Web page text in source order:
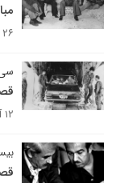
۲۶ آذر ۱۳۹۵
۱۲ آذر ۱۳۹۵